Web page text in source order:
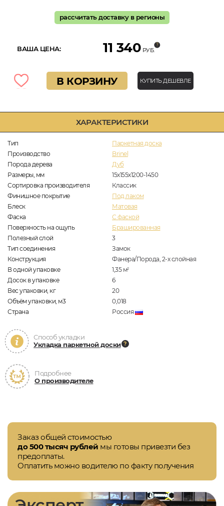
ХАРАКТЕРИСТИКИ
Тип
Паркетная доска
Производство
Brinel
Порода дерева
Дуб
Размеры, мм
15х155х1200-1450
Сортировка производителя
Классик
Финишное покрытие
Под лаком
Блеск
Матовая
Фаска
С фаской
Поверхность на ощупь
Брашированная
Полезный слой
3
Тип соединения
Замок
Конструкция
Фанера/Порода, 2-х слойная
В одной упаковке
1,35 м2
Досок в упаковке
6
Вес упаковки, кг
20
Объём упаковки, м3
0,018
Страна
Россия
Способ укладки
Укладка паркетной доски
Подробнее
О производителе
рассчитать доставку в регионы
ВАША ЦЕНА: 11 340 РУБ.
В КОРЗИНУ КУПИТЬ ДЕШЕВЛЕ
Заказ общей стоимостью
до 500 тысяч рублей мы готовы привезти без
предоплаты.
Оплатить можно водителю по факту получения